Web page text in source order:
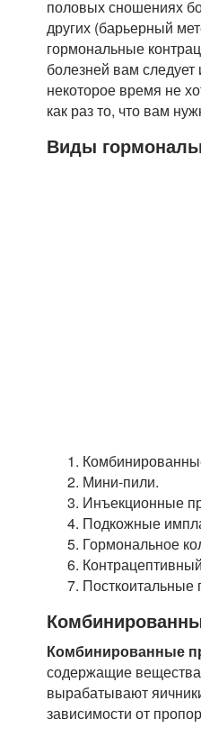
половых сношениях
других (барьерный
гормональные
болезней вам
некоторое время не
как раз то, что вам
Виды
Мини-пили.
Инъекционные
Подкожные
Гормональное
Посткоитальные
Комбинированные
содержащие
вырабатывают
зависимости от